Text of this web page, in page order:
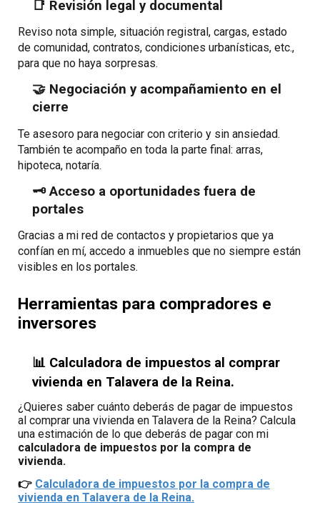
📑 Revisión legal y documental
Reviso nota simple, situación registral, cargas, estado
de comunidad, contratos, condiciones urbanísticas, etc.,
para que no haya sorpresas.
🤝 Negociación y acompañamiento en el
cierre
Te asesoro para negociar con criterio y sin ansiedad.
También te acompaño en toda la parte final: arras,
hipoteca, notaría.
🗝️ Acceso a oportunidades fuera de
portales
Gracias a mi red de contactos y propietarios que ya
confían en mí, accedo a inmuebles que no siempre están
visibles en los portales.
Herramientas para compradores e
inversores
📊 Calculadora de impuestos al comprar
vivienda en Talavera de la Reina.
¿Quieres saber cuánto deberás de pagarde impuestos
al comprar una vivienda en Talavera de la Reina? Calcula
una estimación de lo que deberás de pagar con mi
calculadora de impuestos por la compra de
vivienda.
👉 Calculadora de impuestos por la compra de
vivienda en Talavera de la Reina.